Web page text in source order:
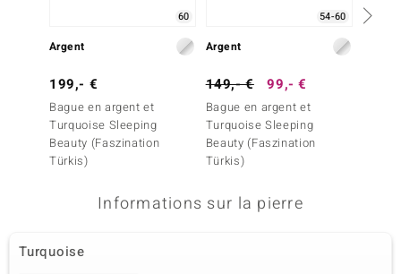
60
Argent
199,- €
Bague en argent et
Turquoise Sleeping
Beauty (Faszination
Türkis)
54-60
Argent
149,- € 99,- €
Bague en argent et
Turquoise Sleeping
Beauty (Faszination
Türkis)
Informations sur la pierre
Turquoise